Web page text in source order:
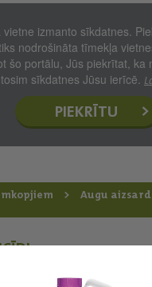
vietne izmanto sīkdatnes.
nodrošināta tīmekļa
šo portālu, Jūs piekrītat, ka
sīkdatnes Jūsu ierīcē.
PIEKRĪTU
Augu